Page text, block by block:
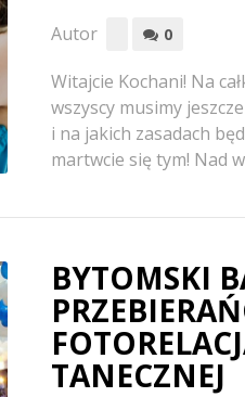
Autor 0
Witajcie Kochani! Na
wszyscy musimy
i na jakich zasadach
martwcie się tym! Nad
BYTOMSKI
TANECZNEJ